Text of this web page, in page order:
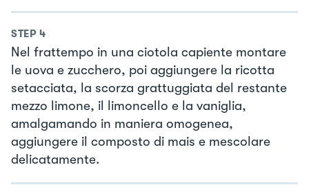
STEP 4
Nel frattempo in una ciotola capiente montare
le uova e zucchero, poi aggiungere la ricotta
setacciata, la scorza grattuggiata del restante
mezzo limone, il limoncello e la vaniglia,
amalgamando in maniera omogenea,
aggiungere il composto di mais e mescolare
delicatamente.